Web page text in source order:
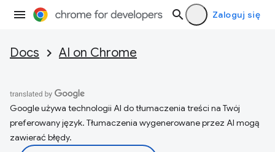
Zaloguj się
Docs AI on Chrome
Google używa technologii AI do tłumaczenia treści na Twój
preferowany język. Tłumaczenia wygenerowane przez AI mogą
zawierać błędy.